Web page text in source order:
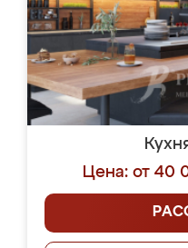
Цена: от 40